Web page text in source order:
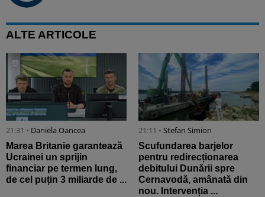
ALTE ARTICOLE
21:31 • Daniela Oancea
Marea Britanie garantează
Ucrainei un sprijin
financiar pe termen lung,
de cel puțin 3 miliarde de ...
21:11 • Stefan Simion
Scufundarea barjelor
pentru redirecționarea
debitului Dunării spre
Cernavodă, amânată din
nou. Intervenția ...